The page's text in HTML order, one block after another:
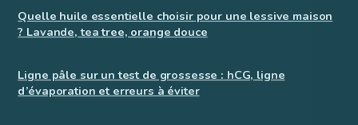
Quelle huile essentielle choisir pour une lessive maison
? Lavande, tea tree, orange douce
Ligne pâle sur un test de grossesse : hCG, ligne
d’évaporation et erreurs à éviter